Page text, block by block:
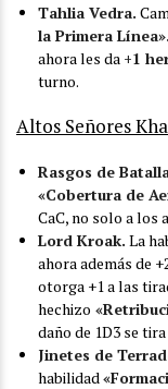
Tahlia Vedra.
la Primera
ahora les da +1
turno.
Altos Señores
Rasgos de
«Cobertura de
CaC, no solo a los
Lord Kroak. La
ahora además de
otorga +1 a las
hechizo
daño de 1D3 se
Jinetes de
habilidad